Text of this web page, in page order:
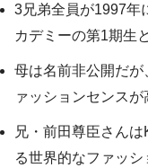
3兄弟全員が1997年
カデミーの第1期生
母は名前非公開だ
ァッションセンスが
兄・前田尊臣さん
る世界的なファッシ